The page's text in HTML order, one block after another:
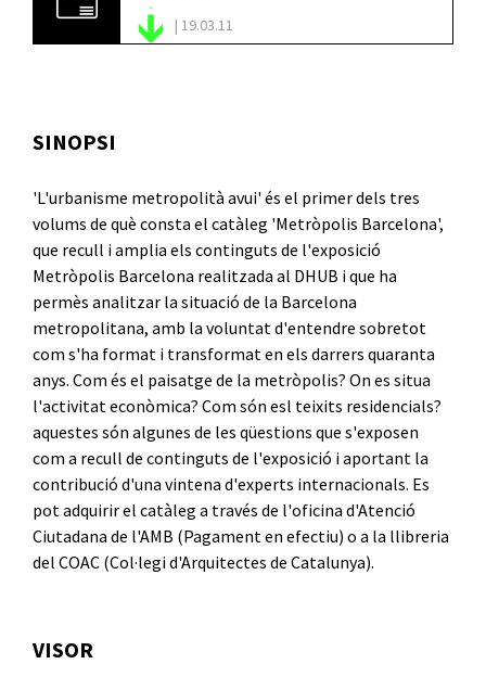
| 19.03.11
SINOPSI
'L'urbanisme metropolità avui' és el primer dels tres
volums de què consta el catàleg 'Metròpolis Barcelona',
que recull i amplia els continguts de l'exposició
Metròpolis Barcelona realitzada al DHUB i que ha
permès analitzar la situació de la Barcelona
metropolitana, amb la voluntat d'entendre sobretot
com s'ha format i transformat en els darrers quaranta
anys. Com és el paisatge de la metròpolis? On es situa
l'activitat econòmica? Com són esl teixits residencials?
aquestes són algunes de les qüestions que s'exposen
com a recull de continguts de l'exposició i aportant la
contribució d'una vintena d'experts internacionals. Es
pot adquirir el catàleg a través de l'oficina d'Atenció
Ciutadana de l'AMB (Pagament en efectiu) o a la llibreria
del COAC (Col·legi d'Arquitectes de Catalunya).
VISOR